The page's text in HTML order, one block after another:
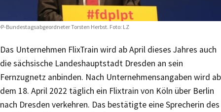
Bundestagsabgeordneter Torsten Herbst. Foto: LZ
Das Unternehmen FlixTrain wird ab April dieses Jahres auch
die sächsische Landeshauptstadt Dresden an sein
Fernzugnetz anbinden. Nach Unternehmensangaben wird ab
dem 18. April 2022 täglich ein Flixtrain von Köln über Berlin
nach Dresden verkehren. Das bestätigte eine Sprecherin des